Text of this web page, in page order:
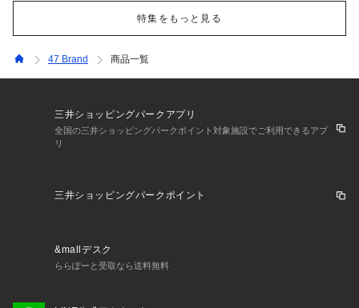
特集をもっと見る
47 Brand 商品一覧
三井ショッピングパークアプリ
全国の三井ショッピングパークポイント対象施設でご利用できるアプ
リ
三井ショッピングパークポイント
&mallデスク
ららぽーと受取なら送料無料